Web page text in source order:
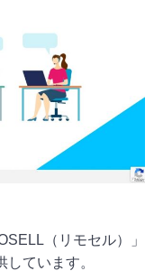
（リモセル）」
ています。